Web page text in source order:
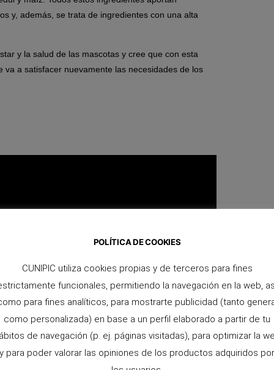
y, además, se trata de ingredientes con una alta
y la salud de las mascotas y cree que con esta
a satisfacer nuevamente las necesidades de los
POLÍTICA DE COOKIES
CUNIPIC utiliza cookies propias y de terceros para fines
funcionales, permitiendo la navegación en la web,
para fines analíticos, para mostrarte publicidad (tanto
como personalizada) en base a un perfil elaborado a partir de tu
de navegación (p. ej. páginas visitadas), para optimizar la
y para poder valorar las opiniones de los productos adquiridos por